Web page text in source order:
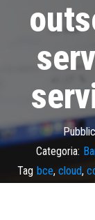
Categoria:
Tag bce, cloud,